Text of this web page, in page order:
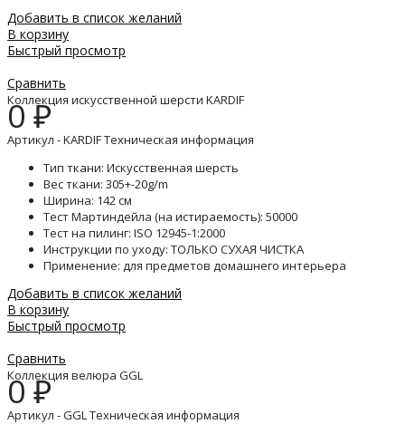
Добавить в список желаний
В корзину
Быстрый просмотр
Сравнить
Коллекция искусственной шерсти KARDIF
0₽
Артикул - KARDIF Техническая информация
Тип ткани: Искусственная шерсть
Вес ткани: 305+-20g/m
Ширина: 142 см
Тест Мартиндейла (на истираемость): 50000
Тест на пилинг: ISO 12945-1:2000
Инструкции по уходу: ТОЛЬКО СУХАЯ ЧИСТКА
Применение: для предметов домашнего интерьера
Добавить в список желаний
В корзину
Быстрый просмотр
Сравнить
Коллекция велюра GGL
0₽
Артикул - GGL Техническая информация